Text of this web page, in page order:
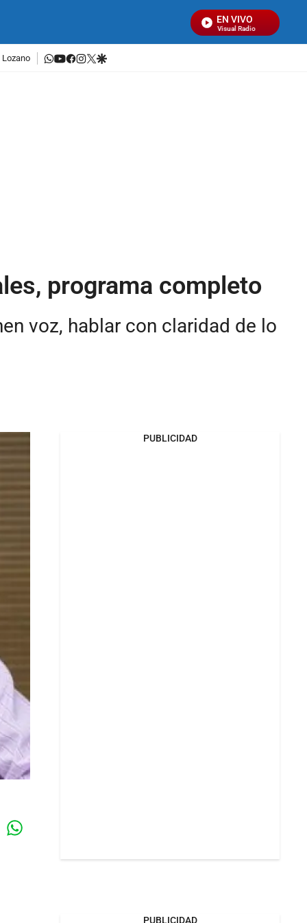
EN VIVO
Señal Visual Radio
whatsapp
youtube
facebook
instagram
twitter
google
programa completo
voz, hablar con claridad de lo
PUBLICIDAD
PUBLICIDAD